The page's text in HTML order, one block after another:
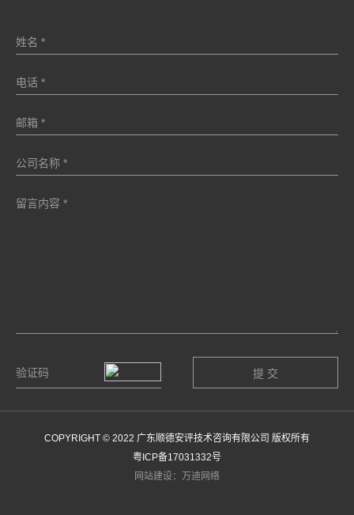
COPYRIGHT © 2022 广东顺德安评技术咨询有限公司 版权所有
粤ICP备17031332号
网站建设：万迪网络